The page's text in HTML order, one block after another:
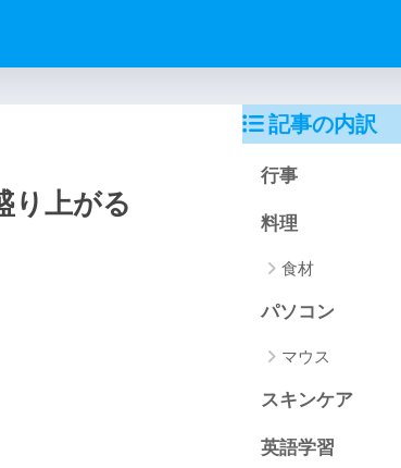
り上がる
記事の内訳
行事
料理
食材
パソコン
マウス
スキンケア
英語学習